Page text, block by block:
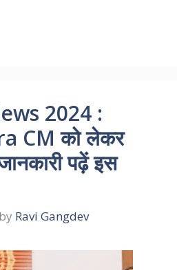
2024 :
CM को लेकर
पढ़ें इस
by Ravi Gangdev